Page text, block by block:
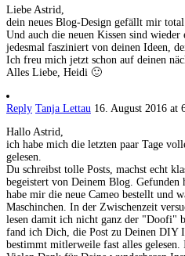
Liebe Astrid,
dein neues Blog-Design gefällt mir
Und auch die neuen Kissen sind
jedesmal fasziniert von deinen Ideen,
Ich freu mich jetzt schon auf deinen
Alles Liebe, Heidi 🙂
Reply Tanja Lettau 16. August 2016 at
Hallo Astrid,
ich habe mich die letzten paar Tage
gelesen.
Du schreibst tolle Posts, machst echt
begeistert von Deinem Blog.
habe mir die neue Cameo bestellt und
Maschinchen. In der Zwischenzeit
lesen damit ich nicht ganz der "Doofi"
fand ich Dich, die Post zu Deinen DIY
bestimmt mitlerweile fast alles gelesen.